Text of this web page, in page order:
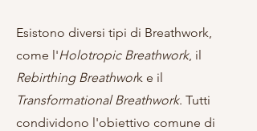
Esistono diversi tipi di Breathwork,
come l'Holotropic Breathwork, il
Rebirthing Breathwork e il
Transformational Breathwork. Tutti
condividono l'obiettivo comune di